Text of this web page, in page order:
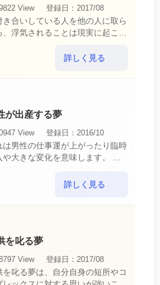
View
登録日：2017/08
き合いしている人を他の人に取ら
、浮気されることは現実に起こる
おいて、『寝取られている』夢
詳しく見る
が出産する夢
View
登録日：2016/10
は男性の仕事運が上がったり臨時
や大きな変化を意味します。 喜
あり得ない事が起きるのでビック
詳しく見る
を叱る夢
View
登録日：2017/08
を叱る夢は、自分自身の短所やコ